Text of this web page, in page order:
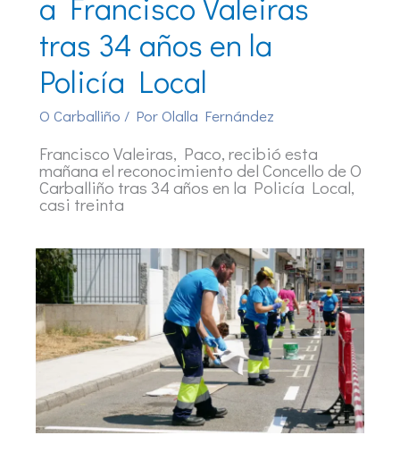
tras 34 años en la
Policía Local
O Carballiño / PorOlalla Fernández
Francisco Valeiras, Paco, recibió esta
mañana el reconocimiento del Concello de O
Carballiño tras 34 años en la Policía Local,
casi treinta